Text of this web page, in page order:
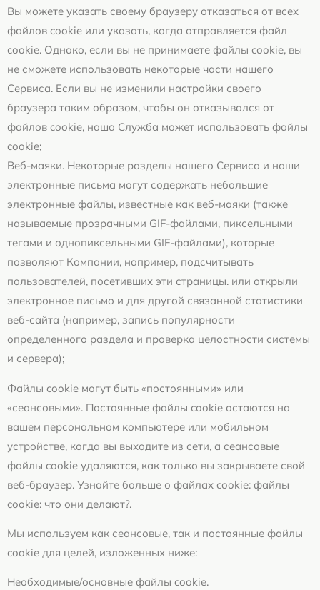
Вы можете указать своему браузеру отказаться от всех
файлов cookie или указать, когда отправляется файл
cookie. Однако, если вы не принимаете файлы cookie, вы
не сможете использовать некоторые части нашего
Сервиса. Если вы не изменили настройки своего
браузера таким образом, чтобы он отказывался от
файлов cookie, наша Служба может использовать файлы
cookie;
Веб-маяки. Некоторые разделы нашего Сервиса и наши
электронные письма могут содержать небольшие
электронные файлы, известные как веб-маяки (также
называемые прозрачными GIF-файлами, пиксельными
тегами и однопиксельными GIF-файлами), которые
позволяют Компании, например, подсчитывать
пользователей, посетивших эти страницы. или открыли
электронное письмо и для другой связанной статистики
веб-сайта (например, запись популярности
определенного раздела и проверка целостности системы
и сервера);
Файлы cookie могут быть «постоянными» или
«сеансовыми». Постоянные файлы cookie остаются на
вашем персональном компьютере или мобильном
устройстве, когда вы выходите из сети, а сеансовые
файлы cookie удаляются, как только вы закрываете свой
веб-браузер. Узнайте больше о файлах cookie: файлы
cookie: что они делают?.
Мы используем как сеансовые, так и постоянные файлы
cookie для целей, изложенных ниже:
Необходимые/основные файлы cookie.